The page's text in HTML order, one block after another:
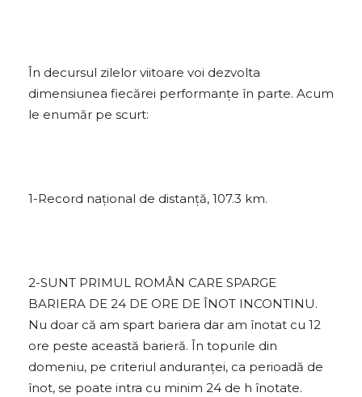
În decursul zilelor viitoare voi dezvolta
dimensiunea fiecărei performanțe în parte. Acum
le enumăr pe scurt:
1-Record național de distanță, 107.3 km.
2-SUNT PRIMUL ROMÂN CARE SPARGE
BARIERA DE 24 DE ORE DE ÎNOT INCONTINU.
Nu doar că am spart bariera dar am înotat cu 12
ore peste această barieră. În topurile din
domeniu, pe criteriul anduranței, ca perioadă de
înot, se poate intra cu minim 24 de h înotate.